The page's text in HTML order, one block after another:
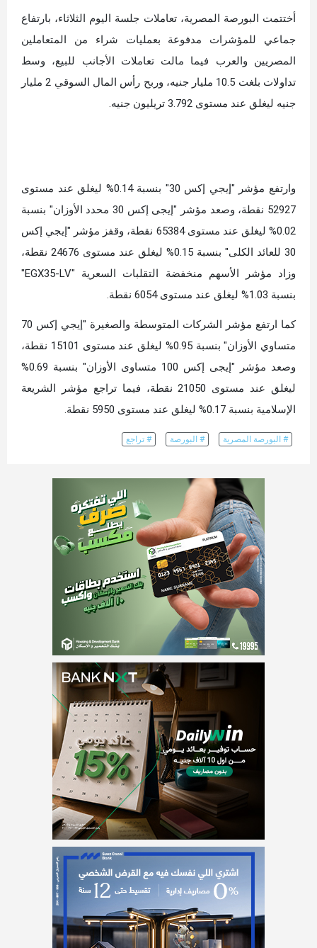
أختتمت البورصة المصرية، تعاملات جلسة اليوم الثلاثاء، بارتفاع
جماعي للمؤشرات مدفوعة بعمليات شراء من المتعاملين
المصريين والعرب فيما مالت تعاملات الأجانب للبيع، وسط
تداولات بلغت 10.5 مليار جنيه، وربح رأس المال السوقي 2 مليار
جنيه ليغلق عند مستوى 3.792 تريليون جنيه.
وارتفع مؤشر "إيجي إكس 30" بنسبة 0.14% ليغلق عند مستوى
52927 نقطة، وصعد مؤشر "إيجى إكس 30 محدد الأوزان" بنسبة
0.02% ليغلق عند مستوى 65384 نقطة، وقفز مؤشر "إيجي إكس
30 للعائد الكلى" بنسبة 0.15% ليغلق عند مستوى 24676 نقطة،
وزاد مؤشر الأسهم منخفضة التقلبات السعرية "EGX35-LV"
بنسبة 1.03% ليغلق عند مستوى 6054 نقطة.
كما ارتفع مؤشر الشركات المتوسطة والصغيرة "إيجي إكس 70
متساوي الأوزان" بنسبة 0.95% ليغلق عند مستوى 15101 نقطة،
وصعد مؤشر "إيجى إكس 100 متساوى الأوزان" بنسبة 0.69%
ليغلق عند مستوى 21050 نقطة، فيما تراجع مؤشر الشريعة
الإسلامية بنسبة 0.17% ليغلق عند مستوى 5950 نقطة.
# البورصة المصرية # البورصة # تراجع